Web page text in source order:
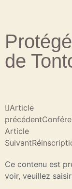
de
Article
précédent
Article
Suivant
Ce contenu est
voir, veuillez